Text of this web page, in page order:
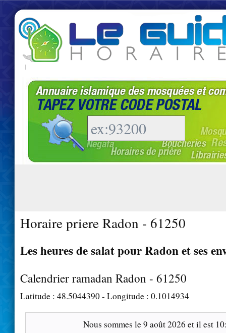
|
Horaire priere Radon - 61250
Les heures de salat pour Radon et ses
Calendrier ramadan Radon - 61250
Latitude : 48.5044390- Longitude : 0.1014934
Nous sommes le9 août 2026 et il est